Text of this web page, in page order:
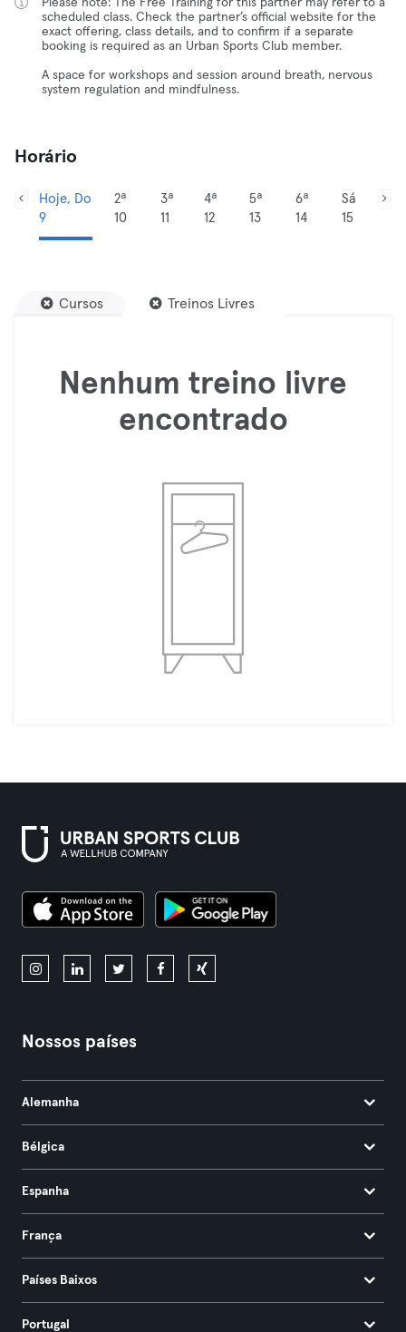
Please note: The Free Training for this partner may refer to a
scheduled class. Check the partner’s official website for the
exact offering, class details, and to confirm if a separate
booking is required as an Urban Sports Club member.
A space for workshops and session around breath, nervous
system regulation and mindfulness.
Horário
Hoje, Do
9
2ª
10
3ª
11
4ª
12
5ª
13
6ª
14
Sá
15
Cursos Treinos Livres
Nenhum treino livre
encontrado
Nossos países
Alemanha
Bélgica
Espanha
França
Países Baixos
Portugal